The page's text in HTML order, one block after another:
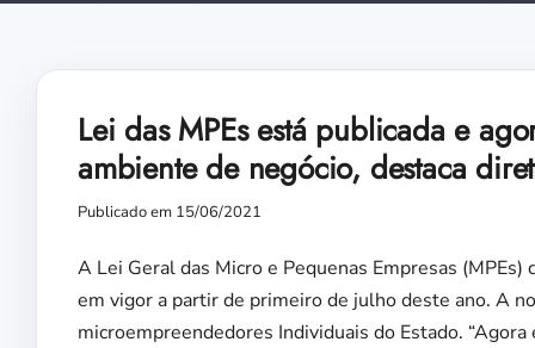
Lei das MPEs está publicada e
ambiente de negócio, destaca
Publicado em 15/06/2021
A Lei Geral das Micro e Pequenas Empresas
em vigor a partir de primeiro de julho deste ano. A
microempreendedores Individuais do Estado.